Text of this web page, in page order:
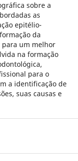
sobre a
as
epitélio-
da
um melhor
na formação
para o
a identificação de
suas causas e